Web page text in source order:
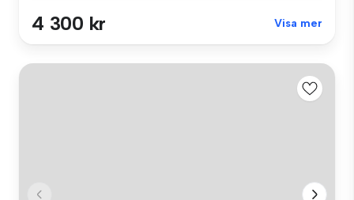
4 300 kr Visa mer